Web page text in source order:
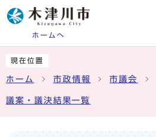
ホームへ
現在位置
ホーム 市政情報 市議会
議案・議決結果一覧